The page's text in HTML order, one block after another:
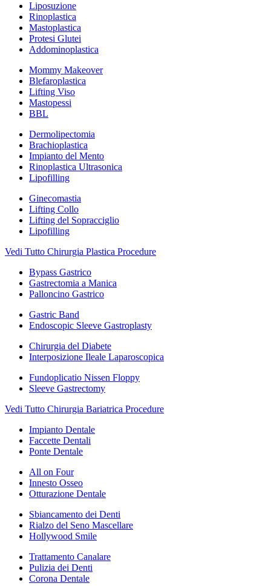
Liposuzione
Rinoplastica
Mastoplastica
Protesi Glutei
Addominoplastica
Mommy Makeover
Blefaroplastica
Lifting Viso
Mastopessi
BBL
Dermolipectomia
Brachioplastica
Impianto del Mento
Rinoplastica Ultrasonica
Lipofilling
Ginecomastia
Lifting Collo
Lifting del Sopracciglio
Lipofilling
Vedi Tutto Chirurgia Plastica Procedure
Bypass Gastrico
Gastrectomia a Manica
Palloncino Gastrico
Gastric Band
Endoscopic Sleeve Gastroplasty
Chirurgia del Diabete
Interposizione Ileale Laparoscopica
Fundoplicatio Nissen Floppy
Sleeve Gastrectomy
Vedi Tutto Chirurgia Bariatrica Procedure
Impianto Dentale
Faccette Dentali
Ponte Dentale
All on Four
Innesto Osseo
Otturazione Dentale
Sbiancamento dei Denti
Rialzo del Seno Mascellare
Hollywood Smile
Trattamento Canalare
Pulizia dei Denti
Corona Dentale